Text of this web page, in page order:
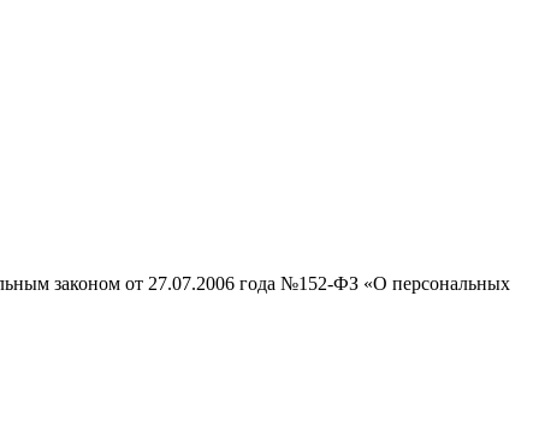
законом от 27.07.2006 года №152-ФЗ «О персональных